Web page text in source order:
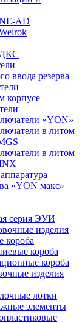
AD
ДКС
ввода резерва
корпусе
«YON»
в литом
в литом
«YON макс»
серия ЭУИ
изделия
короба
короба
короба
изделия
лотки
элементы